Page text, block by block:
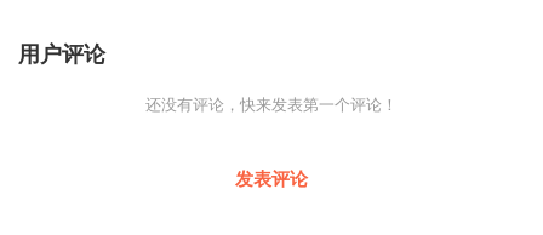
用户评论
还没有评论，快来发表第一个评论！
发表评论